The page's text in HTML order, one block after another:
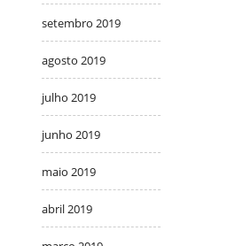
setembro 2019
agosto 2019
julho 2019
junho 2019
maio 2019
abril 2019